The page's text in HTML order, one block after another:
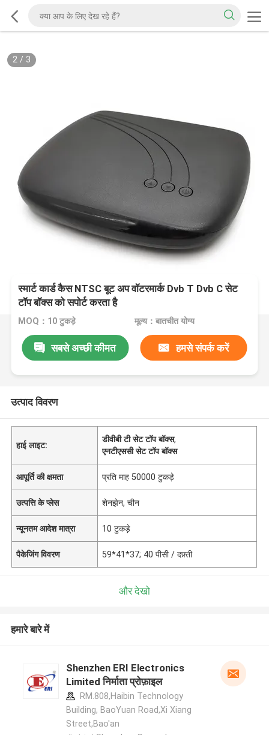
2/ 3
स्मार्ट कार्ड कैस NTSC बूट अप वॉटरमार्क Dvb T Dvb C सेट
टॉप बॉक्स को सपोर्ट करता है
MOQ：10 टुकड़े मूल्य：बातचीत योग्य
सबसे अच्छी कीमत हमसे संपर्क करें
उत्पाद विवरण
हाई लाइट:
डीवीबी टी सेट टॉप बॉक्स,
एनटीएससी सेट टॉप बॉक्स
आपूर्ति की क्षमता प्रति माह 50000 टुकड़े
उत्पत्ति के प्लेस शेनझेन, चीन
न्यूनतम आदेश मात्रा 10 टुकड़े
पैकेजिंग विवरण 59*41*37; 40 पीसी / दफ़्ती
और देखो
हमारे बारे में
Shenzhen ERI Electronics
Limited निर्माता प्रोफ़ाइल
RM.808,Haibin Technology
Building, BaoYuan Road,Xi Xiang
Street,Bao'an